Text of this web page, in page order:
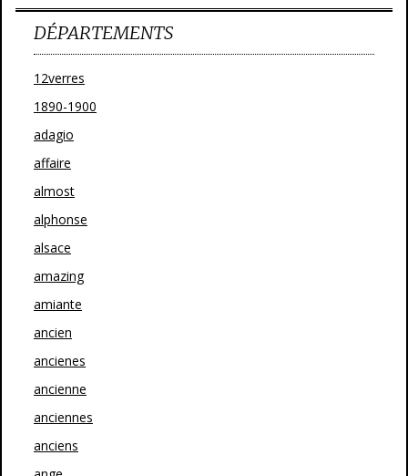
DÉPARTEMENTS
12verres
1890-1900
adagio
affaire
almost
alphonse
alsace
amazing
amiante
ancien
ancienes
ancienne
anciennes
anciens